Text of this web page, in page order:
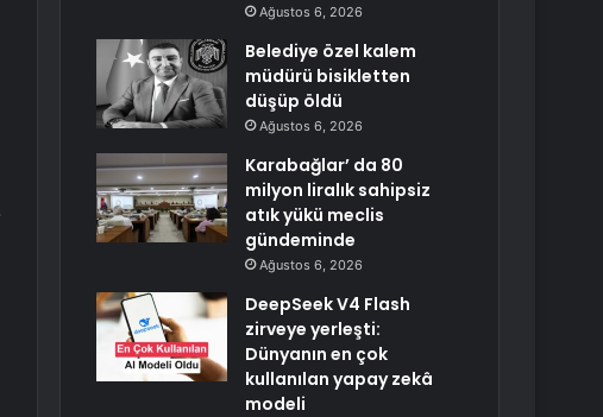
Ağustos 6, 2026
Belediye özel kalem
müdürü bisikletten
düşüp öldü
Ağustos 6, 2026
Karabağlar’ da 80
milyon liralık sahipsiz
atık yükü meclis
gündeminde
Ağustos 6, 2026
DeepSeek V4 Flash
zirveye yerleşti:
Dünyanın en çok
kullanılan yapay zekâ
modeli